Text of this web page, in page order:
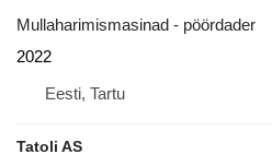
Mullaharimismasinad - pöördader
2022
Eesti, Tartu
Tatoli AS